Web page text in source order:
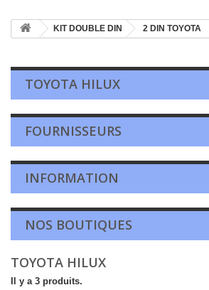
KIT DOUBLE DIN 2 DIN TOYOTA
TOYOTA HILUX
FOURNISSEURS
INFORMATION
NOS BOUTIQUES
TOYOTA HILUX
Il y a 3 produits.